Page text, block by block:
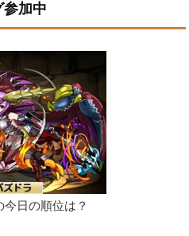
参加中
今日の順位は？